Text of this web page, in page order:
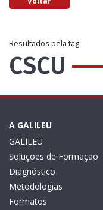
Resultados pela tag:
CSCU
A GALILEU
GALILEU
Soluções de Formação
Diagnóstico
Metodologias
Formatos